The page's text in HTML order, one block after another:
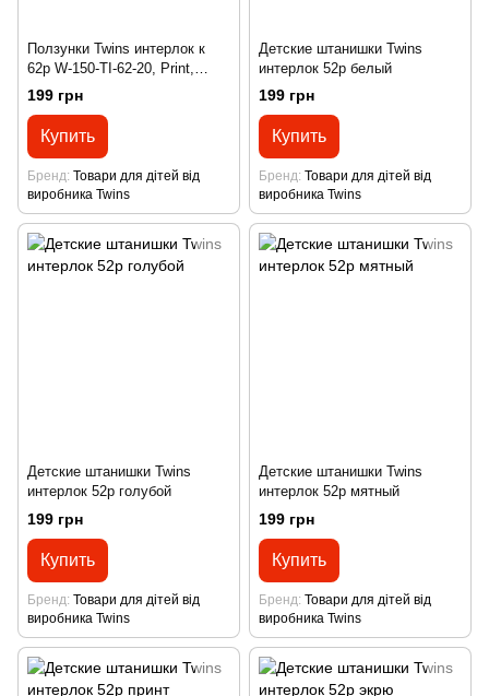
Ползунки Twins интерлок к
62р W-150-TI-62-20, Print,
принт
199 грн
Купить
Бренд Товари для дітей від
виробника Twins
Детские штанишки Twins
интерлок 52р белый
199 грн
Купить
Бренд Товари для дітей від
виробника Twins
Детские штанишки Twins
интерлок 52р голубой
199 грн
Купить
Бренд Товари для дітей від
виробника Twins
Детские штанишки Twins
интерлок 52р мятный
199 грн
Купить
Бренд Товари для дітей від
виробника Twins